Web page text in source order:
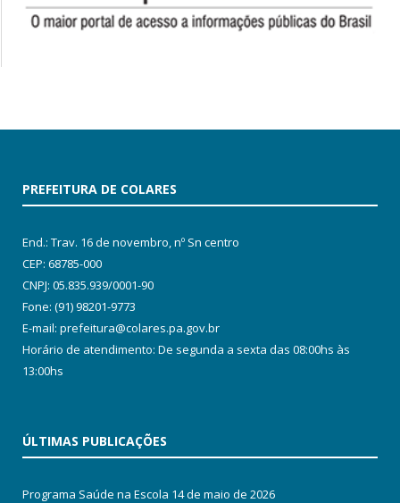
PREFEITURA DE COLARES
End.: Trav. 16 de novembro, nº Sn centro
CEP: 68785-000
CNPJ: 05.835.939/0001-90
Fone: (91) 98201-9773
E-mail: prefeitura@colares.pa.gov.br
Horário de atendimento: De segunda a sexta das 08:00hs às
13:00hs
ÚLTIMAS PUBLICAÇÕES
Programa Saúde na Escola 14 de maio de 2026